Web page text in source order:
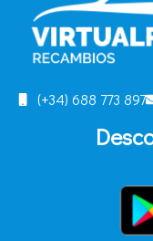
(+34) 688 773 897